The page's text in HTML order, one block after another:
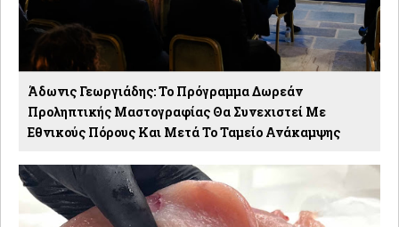
Άδωνις Γεωργιάδης: Το Πρόγραμμα Δωρεάν
Προληπτικής Μαστογραφίας Θα Συνεχιστεί Με
Εθνικούς Πόρους Και Μετά Το Ταμείο Ανάκαμψης